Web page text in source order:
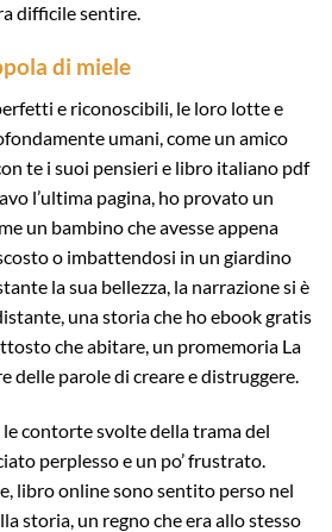
difficile sentire.
di miele
e riconoscibili, le loro lotte e
umani, come un amico
te i suoi pensieri e libro italiano pdf
l’ultima pagina, ho provato un
un bambino che avesse appena
o imbattendosi in un giardino
la sua bellezza, la narrazione si è
una storia che ho ebook gratis
che abitare, un promemoria La
delle parole di creare e distruggere.
le contorte svolte della trama del
perplesso e un po’ frustrato.
libro online sono sentito perso nel
storia, un regno che era allo stesso